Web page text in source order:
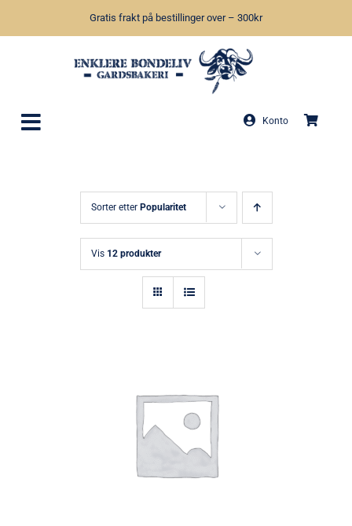
Gratis frakt på bestillinger over – 300kr
Konto
Sorter etter Popularitet
Vis 12 produkter